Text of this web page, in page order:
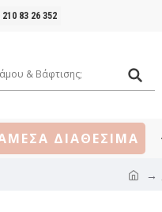
83 26 352
ΔΙΑΘΕΣΙΜΑ